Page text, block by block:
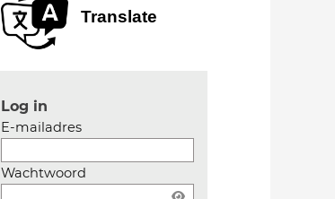
Translate
Log in
E-mailadres
Wachtwoord